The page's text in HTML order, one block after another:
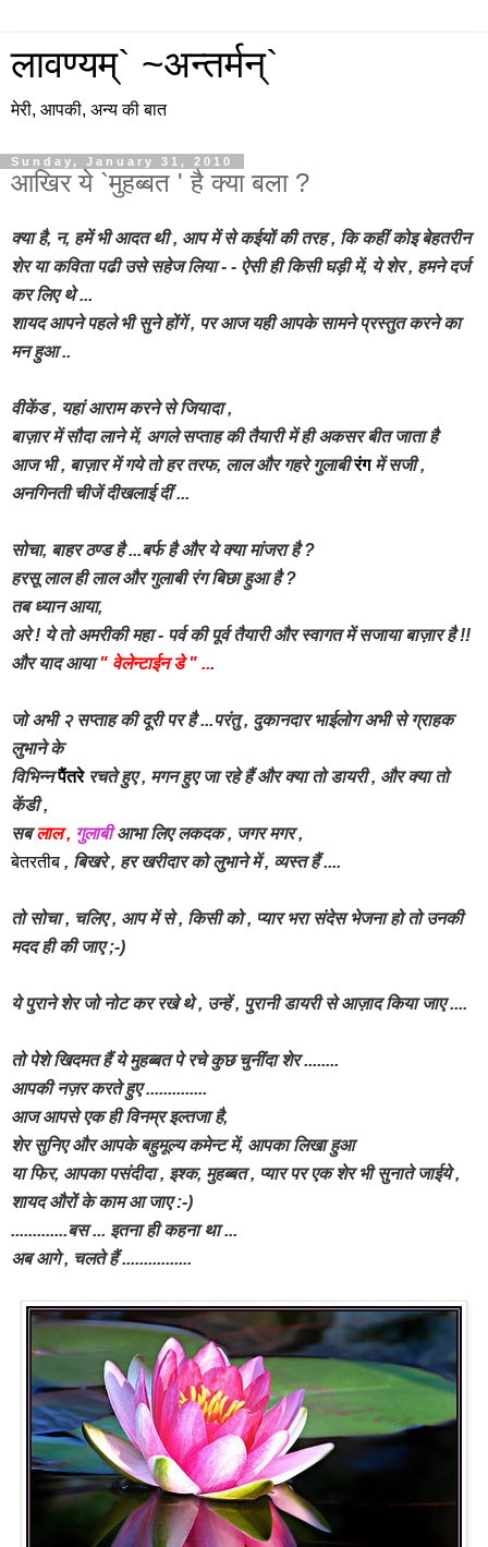
लावण्यम्` ~अन्तर्मन्`
मेरी, आपकी, अन्य की बात
Sunday, January 31, 2010
आखिर ये `मुहब्बत ' है क्या बला ?
क्या है, न, हमें भी आदत थी , आप में से कईयों की तरह , किकहीं कोइ बेहतरीन
शेर या कविता पढी उसे सहेज लिया - - ऐसी ही किसी घड़ी में, ये शेर , हमने दर्ज
कर लिए थे ...
शायद आपने पहले भी सुने होंगें , पर आज यही आपके सामने प्रस्तुत करने का
मनहुआ ..
वीकेंड , यहां आराम करने से जियादा ,
बाज़ार में सौदा लाने में, अगले सप्ताह की तैयारी में ही अकसर बीत जाता है
आज भी , बाज़ार में गये तो हर तरफ, लाल और गहरे गुलाबीरंग में सजी ,
अनगिनती चीजें दीखलाई दीं ...
सोचा, बाहर ठण्ड है ...बर्फ है और ये क्या मांजरा है ?
हरसू लाल ही लाल और गुलाबी रंग बिछा हुआ है ?
तब ध्यान आया,
अरे ! ये तो अमरीकी महा - पर्व की पूर्व तैयारी और स्वागत में सजाया बाज़ार है !!
और याद आया" वेलेन्टाईन डे " ...
जो अभी २ सप्ताह की दूरी पर है ...परंतु , दुकानदार भाईलोग अभी से ग्राहक
लुभाने के
विभिन्नपैंतरे रचते हुए , मगन हुए जा रहे हैं और क्या तो डायरी , और क्या तो
केंडी ,
सबलाल , गुलाबीआभा लिए लकदक , जगर मगर ,
बेतरतीब , बिखरे , हर खरीदार को लुभाने में , व्यस्त हैं ....
तो सोचा , चलिए , आप में से , किसी को , प्यार भरा संदेस भेजना हो तो उनकी
मदद ही की जाए ;-)
ये पुराने शेर जो नोट कर रखे थे , उन्हें , पुरानी डायरी से आज़ाद किया जाए ....
तो पेशे खिदमत हैं ये मुहब्बत पे रचे कुछ चुनींदा शेर ........
आपकी नज़र करते हुए ..............
आज आपसे एक ही विनम्र इल्तजा है,
शेर सुनिए और आपके बहुमूल्य कमेन्ट में, आपका लिखा हुआ
या फिर, आपका पसंदीदा , इश्क, मुहब्बत , प्यारपर एक शेर भी सुनाते जाईये ,
शायद औरों के काम आ जाए :-)
.............बस ... इतना ही कहना था ...
अब आगे , चलते हैं ................